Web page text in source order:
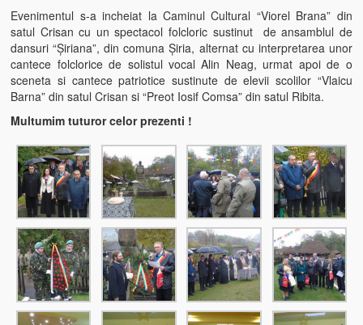
Contact
Evenimentul s-a incheiat la Caminul Cultural “Viorel Brana” din
satul Crisan cu un spectacol folcloric sustinut de ansamblul de
dansuri “Șiriana”, din comuna Șiria, alternat cu interpretarea unor
cantece folclorice de solistul vocal Alin Neag, urmat apoi de o
sceneta si cantece patriotice sustinute de elevii scolilor “Vlaicu
Barna” din satul Crisan si “Preot Iosif Comsa” din satul Ribita.
Multumim tuturor celor prezenti !